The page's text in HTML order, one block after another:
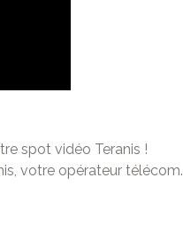
spot vidéo Teranis !
votre opérateur télécom.